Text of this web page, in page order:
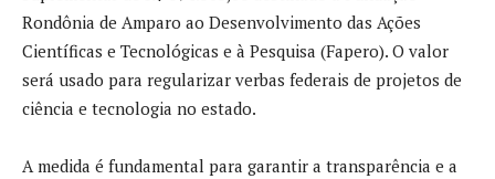
Rondônia de Amparo ao Desenvolvimento das Ações
Científicas e Tecnológicas e à Pesquisa (Fapero). O valor
será usado para regularizar verbas federais de projetos de
ciência e tecnologia no estado.
A medida é fundamental para garantir a transparência e a